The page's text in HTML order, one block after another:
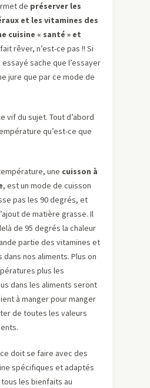
de préserver les
et les vitamines des
cuisine « santé » et
rêver, n’est-ce pas !! Si
essayé sache que l’essayer
jure que par ce mode de
vif du sujet. Tout d’abord
qu’est-ce que
une cuisson à
, est un mode de cuisson
pas les 90 degrés, et
de matière grasse. Il
de 95 degrés la chaleur
partie des vitamines et
dans nos aliments. Plus on
plus les
dans les aliments seront
à manger pour manger
de toutes les valeurs
doit se faire avec des
spécifiques et adaptés
les bienfaits au